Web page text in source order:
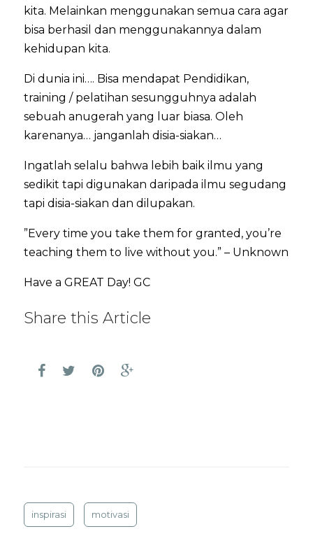
kita. Melainkan menggunakan semua cara agar
bisa berhasil dan menggunakannya dalam
kehidupan kita.
Di dunia ini…. Bisa mendapat Pendidikan,
training / pelatihan sesungguhnya adalah
sebuah anugerah yang luar biasa. Oleh
karenanya… janganlah disia-siakan…
Ingatlah selalu bahwa lebih baik ilmu yang
sedikit tapi digunakan daripada ilmu segudang
tapi disia-siakan dan dilupakan.
”Every time you take them for granted, you’re
teaching them to live without you.” – Unknown
Have a GREAT Day! GC
Share this Article
inspirasi motivasi